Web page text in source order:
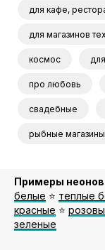
для кафе,
для магазинов
космос
про любовь
свадебные
рыбные магазины
Примеры
белые ⭐️ теплые
красные ⭐️
зеленые